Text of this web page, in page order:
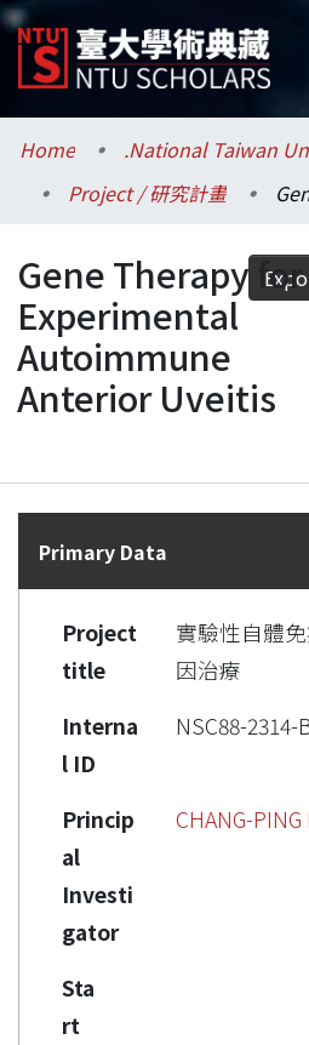
Communities & Collections
Research Outputs
Fundings & Projects
Researchers
Organizations
Home
Project / 研究計畫
Gene Therapy for
Experimental
Autoimmune
Anterior Uveitis
Details
Primary Data
Project
title
實驗性自體
因治療
Interna
l ID
NSC88-2314-
Princip
al
Investi
gator
CHANG-PING
Sta
rt